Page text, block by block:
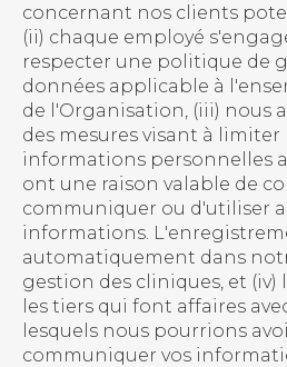
concernant nos clients
(ii) chaque employé
respecter une politique de
données applicable à
de l'Organisation, (iii) nous
des mesures visant à limiter
informations personnelles
ont une raison valable de
communiquer ou d'utiliser
informations.
automatiquement dans
gestion des cliniques, et (iv)
les tiers qui font affaires
lesquels nous pourrions
communiquer vos